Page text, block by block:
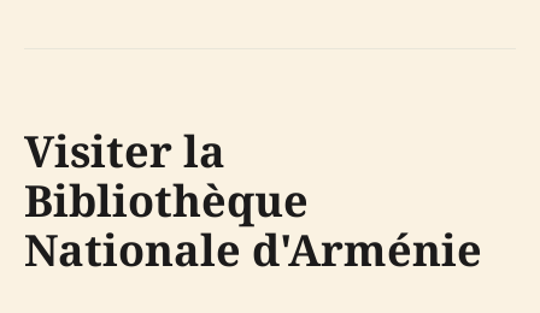
Visiter la
Bibliothèque
Nationale d'Arménie